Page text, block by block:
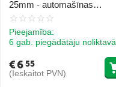
25mm - automašīnas
drošības josta, platums
Pieejamība:
6 gab. piegādātāju noliktavā
€655
(Ieskaitot PVN)